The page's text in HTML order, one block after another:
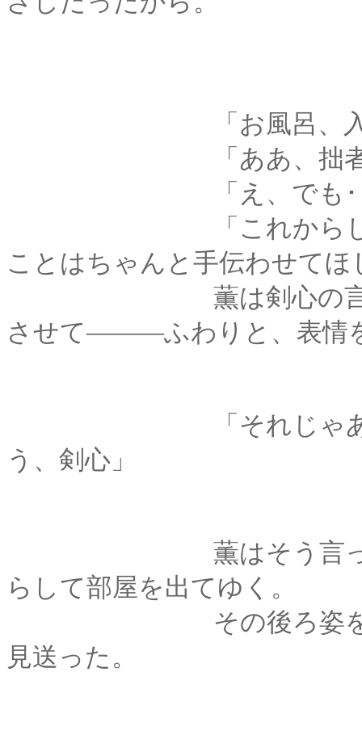
「お風呂、入るでし
「ああ、拙者がや
「え、でも････
「これからしばらく
ことはちゃんと手伝わせて
薫は剣心の言葉に、
させて―――ふわりと、表情
「それじゃあ、お願
う、剣心」
薫はそう言って笑う
らして部屋を出てゆく。
その後ろ姿を、剣心
見送った。